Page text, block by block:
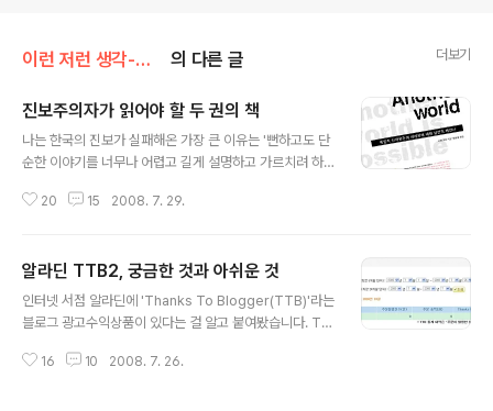
이런 저런 생각-김주완 의 다른 글 더보기
진보주의자가 읽어야 할 두 권의 책
나는 한국의 진보가 실패해온 가장 큰 이유는 '뻔하고도 단
순한 이야기를 너무나 어렵고 길게 설명하고 가르치려 하
내 생각에 확신을 갖게 됐다. '미국의 진보 세력은 왜 선거
는 책과 '폭압적 신자유주의 세계화에 대한 실천적 제안
서'라는 부제가 붙은 [수전조지의 Another world](수전
조지 지음, 정성훈 옮김, 산지니)라는 책이다. 진보의 실패
있었던 이유는 '복잡하고 어려운 이야기를 너무나 쉬운 단
20 15 2008. 7. 29.
알라딘 TTB2, 궁금한 것과 아쉬운 것
인터넷 서점 알라딘에 'Thanks To Blogger(TTB)'라는
블로그 광고수익상품이 있다는 걸 알고 붙여봤습니다. TT
운 방식이더군요. 광고로 수익을 올리는 게 목적일 수도 있
16 10 2008. 7. 26.